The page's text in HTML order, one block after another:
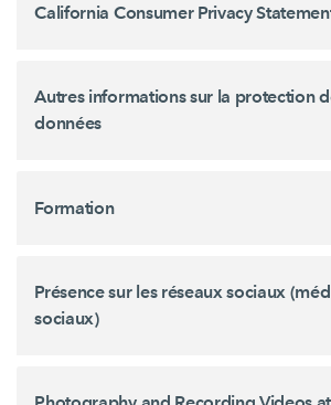
California Consumer Privacy
Autres informations sur la protection
données
Formation
Présence sur les réseaux sociaux
sociaux)